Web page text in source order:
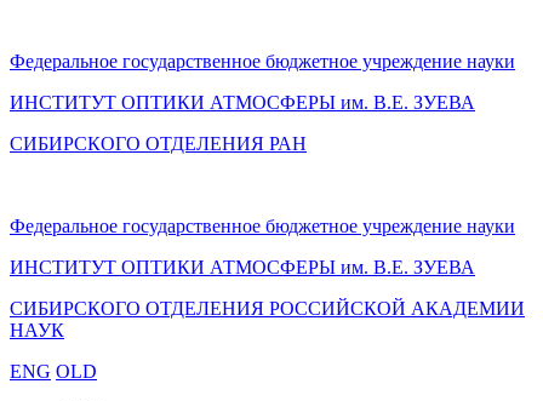
Федеральное государственное бюджетное учреждение науки
ИНСТИТУТ ОПТИКИ АТМОСФЕРЫ им. В.Е. ЗУЕВА
СИБИРСКОГО ОТДЕЛЕНИЯ РАН
Федеральное государственное бюджетное учреждение науки
ИНСТИТУТ ОПТИКИ АТМОСФЕРЫ им. В.Е. ЗУЕВА
СИБИРСКОГО ОТДЕЛЕНИЯ РОССИЙСКОЙ АКАДЕМИИ
НАУК
ENG OLD